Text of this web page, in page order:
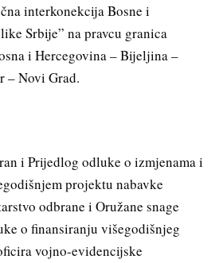
interkonekcija Bosne i
Srbije” na pravcu granica
i Hercegovina – Bijeljina –
– Novi Grad.
i Prijedlog odluke o izmjenama i
projektu nabavke
odbrane i Oružane snage
o finansiranju višegodišnjeg
vojno-evidencijske